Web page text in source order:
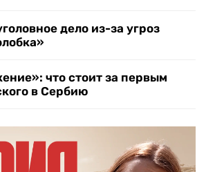
дело из-за угроз
что стоит за первым
в Сербию